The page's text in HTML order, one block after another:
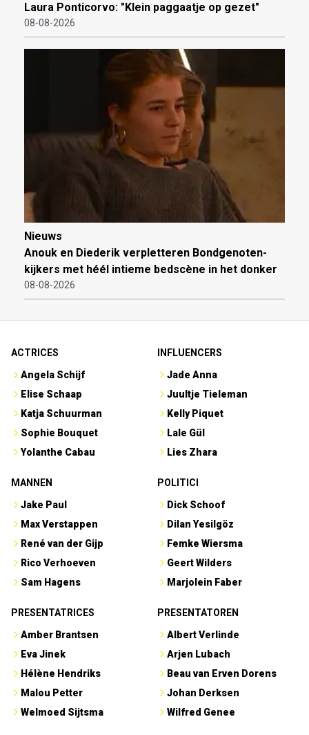
Laura Ponticorvo: "Klein paggaatje op gezet"
08-08-2026
Nieuws
Anouk en Diederik verpletteren Bondgenoten-
kijkers met héél intieme bedscène in het donker
08-08-2026
ACTRICES
Angela Schijf
Elise Schaap
Katja Schuurman
Sophie Bouquet
Yolanthe Cabau
INFLUENCERS
Jade Anna
Juultje Tieleman
Kelly Piquet
Lale Gül
Lies Zhara
MANNEN
Jake Paul
Max Verstappen
René van der Gijp
Rico Verhoeven
Sam Hagens
POLITICI
Dick Schoof
Dilan Yesilgöz
Femke Wiersma
Geert Wilders
Marjolein Faber
PRESENTATRICES
Amber Brantsen
Eva Jinek
Hélène Hendriks
Malou Petter
Welmoed Sijtsma
PRESENTATOREN
Albert Verlinde
Arjen Lubach
Beau van Erven Dorens
Johan Derksen
Wilfred Genee